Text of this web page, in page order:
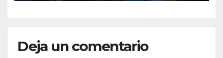
Deja un comentario